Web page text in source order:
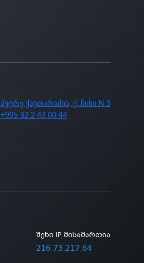
პეტრე ქავთარაძის, ქ. ჩიხი N 3
+995 32 2 43 00 44
შენი IP მისამართია
216.73.217.64